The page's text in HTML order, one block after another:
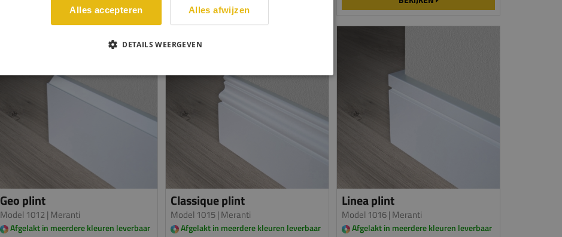
Geo plint
Model 1012| Meranti
Afgelakt in meerdere kleuren leverbaar
Classique plint
Model 1015| Meranti
Afgelakt in meerdere kleuren leverbaar
Linea plint
Model 1016| Meranti
Afgelakt in meerdere kleuren leverbaar
Alles accepteren Alles afwijzen
DETAILS WEERGEVEN